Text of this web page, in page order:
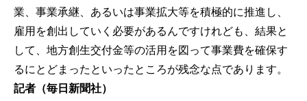
業、事業承継、あるいは事業拡大等を積極的に推進し、
雇用を創出していく必要があるんですけれども、結果と
して、地方創生交付金等の活用を図って事業費を確保す
るにとどまったといったところが残念な点であります。
記者（毎日新聞社）